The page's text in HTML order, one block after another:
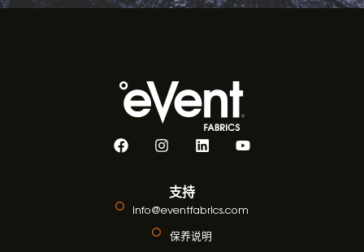
支持
info@eventfabrics.com
保养说明